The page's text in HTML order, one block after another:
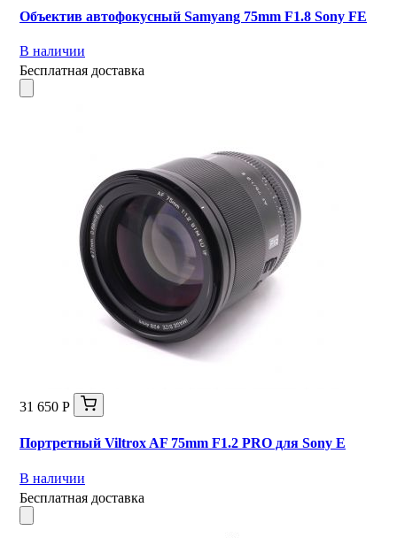
Объектив автофокусный Samyang 75mm F1.8 Sony FE
В наличии
Бесплатная доставка
31 650 Р
Портретный Viltrox AF 75mm F1.2 PRO для Sony E
В наличии
Бесплатная доставка